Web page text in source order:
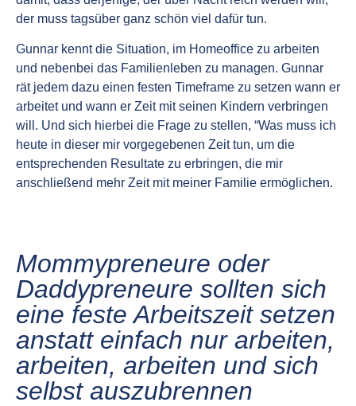
der muss tagsüber ganz schön viel dafür tun.
Gunnar kennt die Situation, im Homeoffice zu arbeiten
und nebenbei das Familienleben zu managen. Gunnar
rät jedem dazu einen festen Timeframe zu setzen wann er
arbeitet und wann er Zeit mit seinen Kindern verbringen
will. Und sich hierbei die Frage zu stellen, “Was muss ich
heute in dieser mir vorgegebenen Zeit tun, um die
entsprechenden Resultate zu erbringen, die mir
anschließend mehr Zeit mit meiner Familie ermöglichen.
Mommypreneure oder
Daddypreneure sollten sich
eine feste Arbeitszeit setzen
anstatt einfach nur arbeiten,
arbeiten, arbeiten und sich
selbst auszubrennen